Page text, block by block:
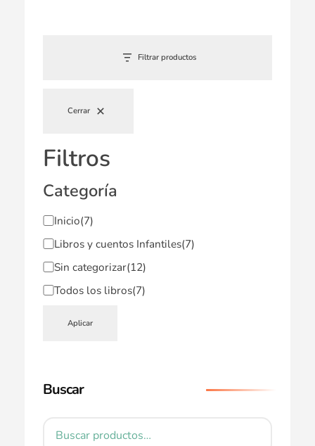
Filtrar productos
Cerrar
Filtros
Categoría
Inicio(7)
Libros y cuentos Infantiles(7)
Sin categorizar(12)
Todos los libros(7)
Aplicar
Buscar